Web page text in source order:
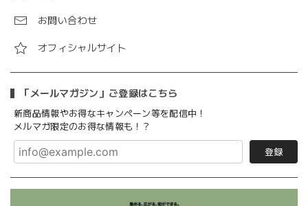
お問い合わせ
オフィシャルサイト
「メールマガジン」ご登録はこちら
新商品情報やお得なキャンペーン等を配信中！
メルマガ限定のお得な情報も！？
登録